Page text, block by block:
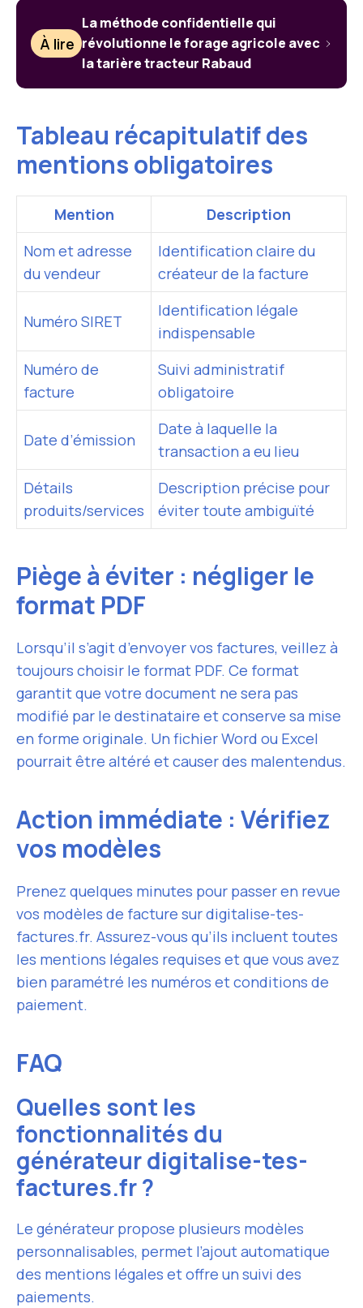
À lire
La méthode confidentielle qui
révolutionne le forage agricole avec
la tarière tracteur Rabaud
Tableau récapitulatif des
mentions obligatoires
Mention
Description
Nom et adresse
du vendeur
Identification claire du
créateur de la facture
Numéro SIRET
Identification légale
indispensable
Numéro de
facture
Suivi administratif
obligatoire
Date d’émission
Date à laquelle la
transaction a eu lieu
Détails
produits/services
Description précise pour
éviter toute ambiguïté
Piège à éviter : négliger le
format PDF
Lorsqu’il s’agit d’envoyer vos factures, veillez à
toujours choisir le format PDF. Ce format
garantit que votre document ne sera pas
modifié par le destinataire et conserve sa mise
en forme originale. Un fichier Word ou Excel
pourrait être altéré et causer des malentendus.
Action immédiate : Vérifiez
vos modèles
Prenez quelques minutes pour passer en revue
vos modèles de facture sur digitalise-tes-
factures.fr. Assurez-vous qu’ils incluent toutes
les mentions légales requises et que vous avez
bien paramétré les numéros et conditions de
paiement.
FAQ
Quelles sont les
fonctionnalités du
générateur digitalise-tes-
factures.fr ?
Le générateur propose plusieurs modèles
personnalisables, permet l’ajout automatique
des mentions légales et offre un suivi des
paiements.